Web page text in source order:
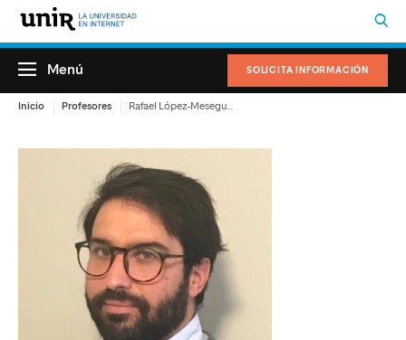
SOLICITA INFORMACIÓN
Menú
Inicio Profesores